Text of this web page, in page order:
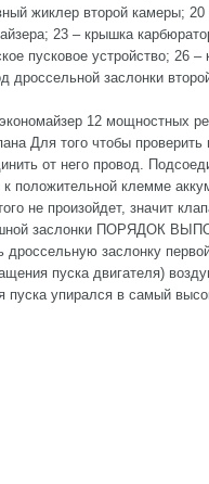
жиклер второй камеры; 20
23 – крышка
пусковое устройство; 26 –
дроссельной заслонки
12 мощностных
Для того чтобы проверить
от него провод.
положительной клемме
не произойдет, значит
заслонки ПОРЯДОК
дроссельную заслонку
пуска двигателя)
пуска упирался в самый